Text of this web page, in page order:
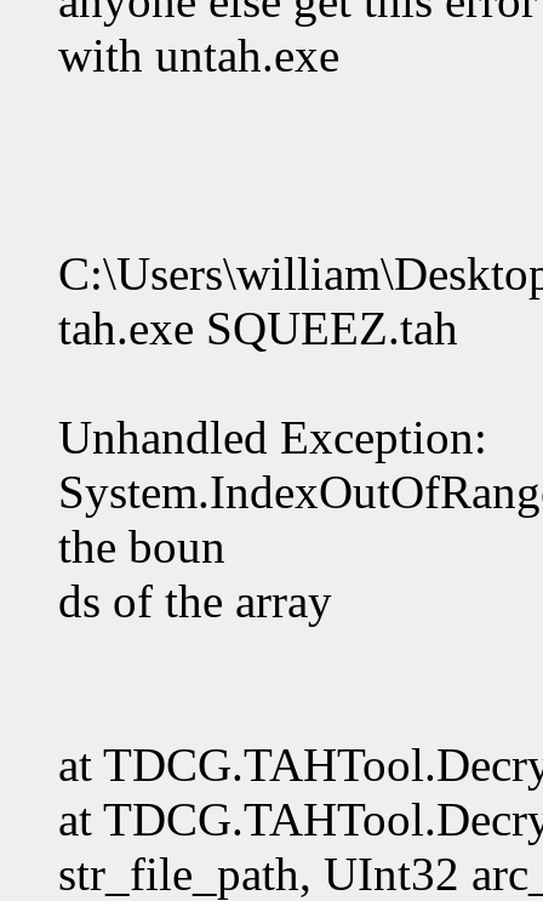
with untah.exe
tah.exe SQUEEZ.tah
Unhandled Exception:
the boun
ds of the array
at
at
str_file_path, UInt32